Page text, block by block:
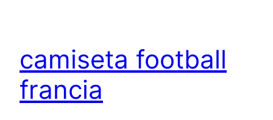
camiseta football
francia